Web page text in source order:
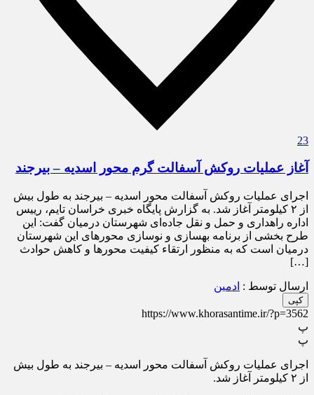
23
آغاز عملیات روکش آسفالت گرم محور اسدیه – بیرجند
اجرای عملیات روکش آسفالت محور اسدیه – بیرجند به طول بیش
از ۲ کیلومتر آغاز شد. به گزارش پایگاه خبری خراسان تایم، رییس
اداره راهداری و حمل و نقل جاده‌ای شهرستان درمیان گفت: این
طرح بخشی از برنامه بهسازی و نوسازی محور‌های این شهرستان
درمیان است که به منظور ارتقاء کیفیت محور‌ها و کاهش حوادث
[…]
ارسال توسط : ادمین
کپی
https://www.khorasantime.ir/?p=3562
پ
پ
اجرای عملیات روکش آسفالت محور اسدیه – بیرجند به طول بیش
از ۲ کیلومتر آغاز شد.